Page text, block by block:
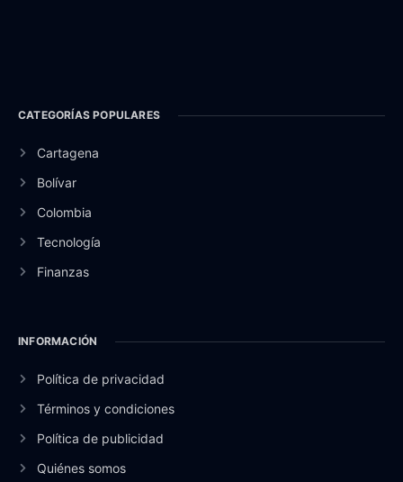
CATEGORÍAS POPULARES
Cartagena
Bolívar
Colombia
Tecnología
Finanzas
INFORMACIÓN
Política de privacidad
Términos y condiciones
Política de publicidad
Quiénes somos